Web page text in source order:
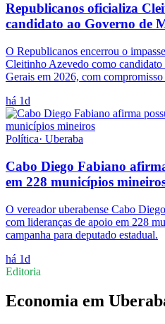
Republicanos oficializa
candidato ao Governo de
O Republicanos encerrou o
Cleitinho Azevedo como
Gerais em 2026, com
há 1d
Política· Uberaba
Cabo Diego Fabiano
em 228 municípios
O vereador uberabense Cabo
com lideranças de apoio em 228
campanha para deputado estadual.
há 1d
Editoria
Economia em